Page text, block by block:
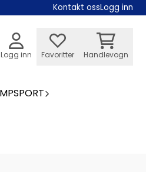
Kontakt ossLogg inn
Logg inn Favoritter Handlevogn